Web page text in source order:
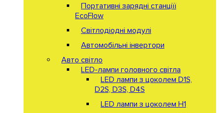
Портативні зарядні станціїї
EcoFlow
Світлодіодні модулі
Автомобільні інвертори
Авто світло
LED-лампи головного світла
LED лампи з цоколем D1S,
D2S, D3S, D4S
LED лампи з цоколем H1